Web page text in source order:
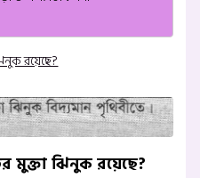
রয়েছে?
মুক্তা ঝিনুক রয়েছে?